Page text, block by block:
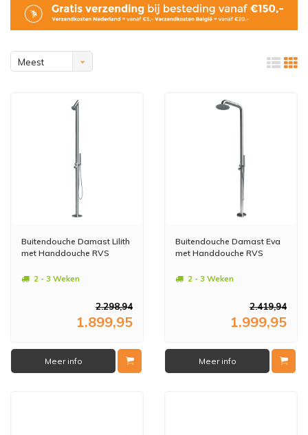
Meest
Buitendouche Damast Lilith
met Handdouche RVS
2 - 3 Weken
2.298,94
1.899,95
Meer info
Buitendouche Damast Eva
met Handdouche RVS
2 - 3 Weken
2.419,94
1.999,95
Meer info